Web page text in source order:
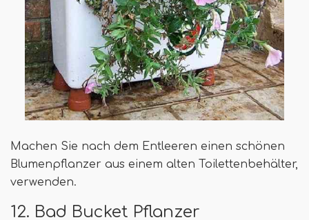
Machen Sie nach dem Entleeren einen schönen
Blumenpflanzer aus einem alten Toilettenbehälter,
verwenden.
12. Bad Bucket Pflanzer